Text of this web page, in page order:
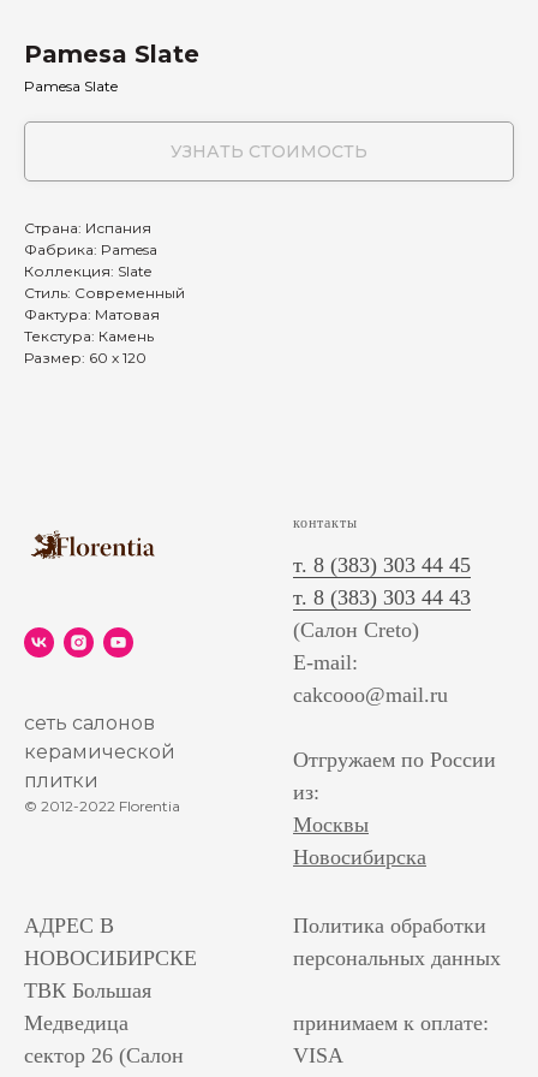
Pamesa Slate
Pamesa Slate
УЗНАТЬ СТОИМОСТЬ
Страна: Испания
Фабрика: Pamesa
Коллекция: Slate
Стиль: Современный
Фактура: Матовая
Текстура: Камень
Размер: 60 х 120
сеть салонов
керамической
плитки
© 2012-2022 Florentia
контакты
т. 8 (383) 303 44 45
т. 8 (383) 303 44 43
(Салон Creto)
E-mail:
cakcooo@mail.ru
Отгружаем по России
из:
Москвы
Новосибирска
АДРЕС В
НОВОСИБИРСКЕ
ТВК Большая
Медведица
сектор 26 (Салон
Политика обработки
персональных данных
принимаем к оплате:
VISA